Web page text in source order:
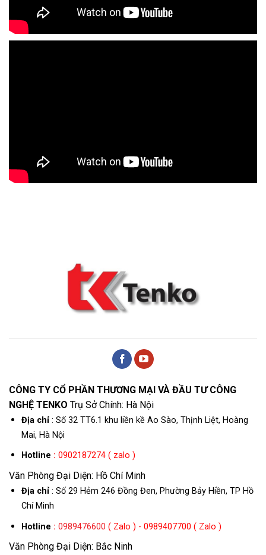
CÔNG TY CỔ PHẦN THƯƠNG MẠI VÀ ĐẦU TƯ CÔNG
NGHỆ TENKO Trụ Sở Chính: Hà Nội
Địa chỉ: Số 32 TT6.1 khu liền kề Ao Sào, Thịnh Liệt, Hoàng
Mai, Hà Nội
Hotline : 0902187274 ( zalo )
Văn Phòng Đại Diện: Hồ Chí Minh
Địa chỉ: Số 29 Hẻm 246 Đồng Đen, Phường Bảy Hiền, TP Hồ
Chí Minh
Hotline : 0989476600 ( Zalo ) - 0989407700 ( Zalo )
Văn Phòng Đại Diện: Bắc Ninh